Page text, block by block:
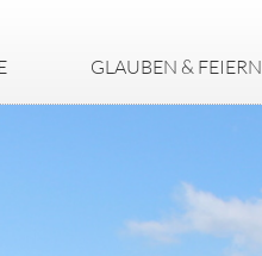
GLAUBEN & FEIERN